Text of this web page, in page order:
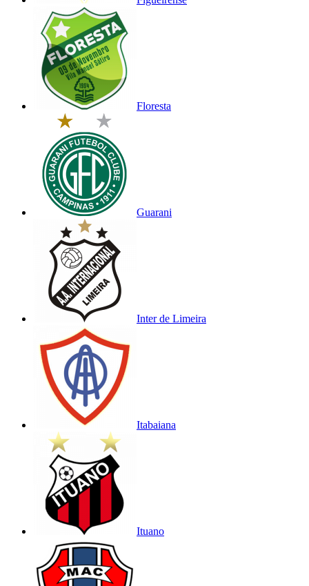
Floresta
Guarani
Inter de Limeira
Itabaiana
Ituano